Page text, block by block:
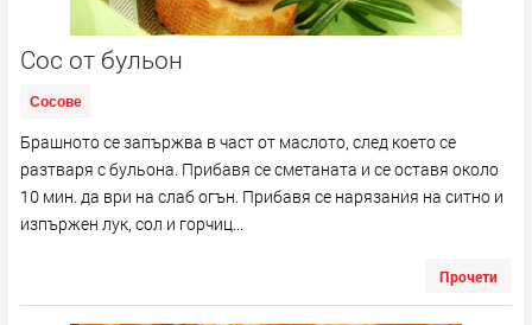
Сос от бульон
Сосове
Брашното се запържва в част от маслото, след което се
разтваря с бульона. Прибавя се сметаната и се оставя около
10 мин. да ври на слаб огън. Прибавя се нарязания на ситно и
изпържен лук, сол и горчиц...
Прочети